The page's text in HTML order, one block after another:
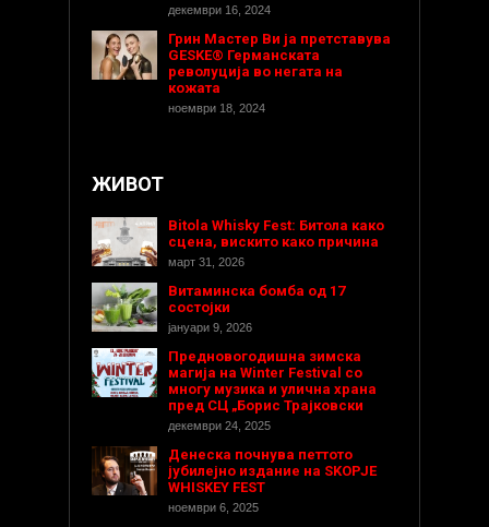
декември 16, 2024
Грин Мастер Ви ја претставува
GESKE® Германската
револуција во негата на
кожата
ноември 18, 2024
ЖИВОТ
Bitola Whisky Fest: Битола како
сцена, вискито како причина
март 31, 2026
Витаминска бомба од 17
состојки
јануари 9, 2026
Предновогодишнa зимска
магија на Winter Festival со
многу музика и улична храна
пред СЦ „Борис Трајковски
декември 24, 2025
Денеска почнува петтото
јубилејно издание на SKOPJE
WHISKEY FEST
ноември 6, 2025